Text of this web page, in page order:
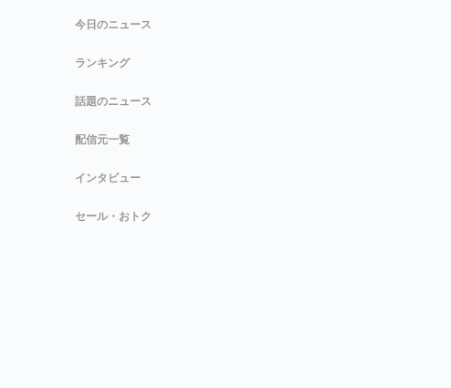
今日のニュース
ランキング
話題のニュース
配信元一覧
インタビュー
セール・おトク